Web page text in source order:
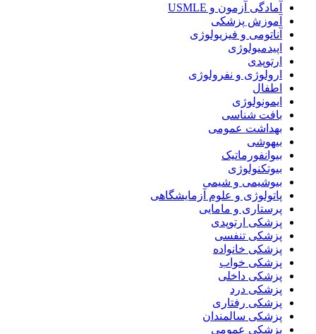
آمادگی آزمون و USMLE
آموزش پزشکی
آناتومی و فیزیولوژی
اپیدمیولوژی
ارتوپدی
ارولوژی و نفرولوژی
اطفال
ایمونولوژی
بافت شناسی
بهداشت عمومی
بیهوشی
بیوانفورماتیک
بیوتکنولوژی
بیوشیمی و شیمی
پاتولوژی و علوم آزمایشگاهی
پرستاری و مامایی
پزشکی ارتوپدی
پزشکی تنفسی
پزشکی خانواده
پزشکی خواب
پزشکی داخلی
پزشکی درد
پزشکی رفتاری
پزشکی سالمندان
پزشکی عمومی